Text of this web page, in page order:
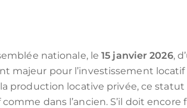
pour investir ou habiter à
nationale, le15 janvier 2026,
majeur pour l’investissement
production locative privée, ce
dans l’ancien. S’il doit